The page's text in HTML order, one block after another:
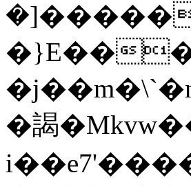
�}E��
�謁